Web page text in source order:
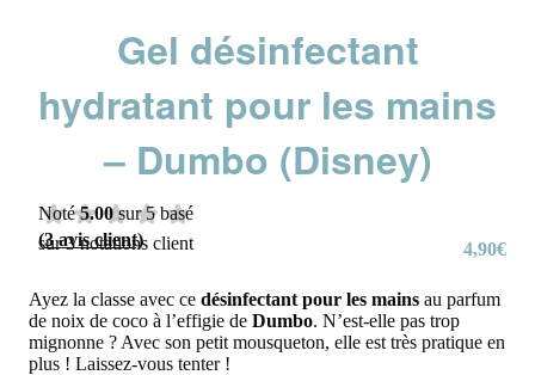
Gel désinfectant
hydratant pour les mains
– Dumbo (Disney)
Noté5.00 sur 5 basé
sur3notations client
(3avis client) 4,90€
Ayez la classe avec ce désinfectant pour les mains au parfum
de noix de coco à l’effigie de Dumbo. N’est-elle pas trop
mignonne ? Avec son petit mousqueton, elle est très pratique en
plus ! Laissez-vous tenter !